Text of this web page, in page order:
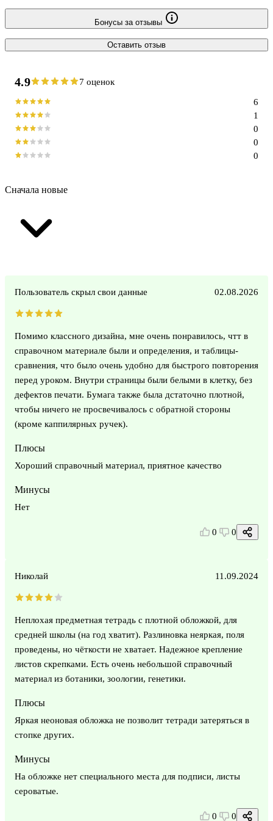
Бонусы за отзывы
Оставить отзыв
4.9 7 оценок
0
0
0
1
6
Сначала новые
Пользователь скрыл свои данные 02.08.2026
Помимо классного дизайна, мне очень понравилось, чтт в
справочном материале были и определения, и таблицы-
сравнения, что было очень удобно для быстрого повторения
перед уроком. Внутри страницы были белыми в клетку, без
дефектов печати. Бумага также была дстаточно плотной,
чтобы ничего не просвечивалось с обратной стороны
(кроме каппилярных ручек).
Плюсы
Хороший справочный материал, приятное качество
Минусы
Нет
0 0
Николай 11.09.2024
Неплохая предметная тетрадь с плотной обложкой, для
средней школы (на год хватит). Разлиновка неяркая, поля
проведены, но чёткости не хватает. Надежное крепление
листов скрепками. Есть очень небольшой справочный
материал из ботаники, зоологии, генетики.
Плюсы
Яркая неоновая обложка не позволит тетради затеряться в
стопке других.
Минусы
На обложке нет специального места для подписи, листы
сероватые.
0 0